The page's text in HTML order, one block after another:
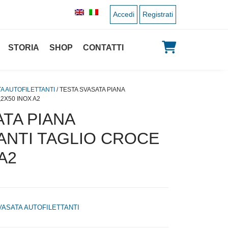
Accedi Registrati
STORIA SHOP CONTATTI
AUTOFILETTANTI / TESTA SVASATA PIANA
INOX A2
PIANA
TAGLIO CROCE
AUTOFILETTANTI